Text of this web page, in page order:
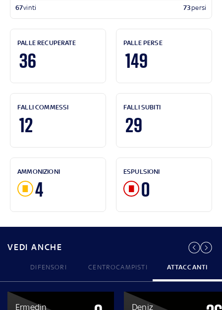
67vinti 73 persi
PALLE RECUPERATE
36
PALLE PERSE
149
FALLI COMMESSI
12
FALLI SUBITI
29
AMMONIZIONI
4
ESPULSIONI
0
VEDI ANCHE
DIFENSORI CENTROCAMPISTI ATTACCANTI
Ermedin Deniz